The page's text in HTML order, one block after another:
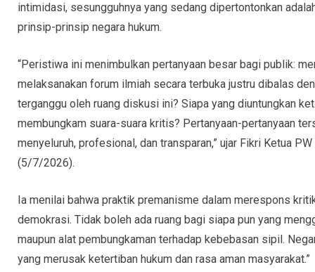
intimidasi, sesungguhnya yang sedang dipertontonkan
prinsip-prinsip negara hukum.
“Peristiwa ini menimbulkan pertanyaan besar bagi publik:
melaksanakan forum ilmiah secara terbuka justru dibalas
terganggu oleh ruang diskusi ini? Siapa yang diuntungkan
membungkam suara-suara kritis? Pertanyaan-pertanyaan
menyeluruh, profesional, dan transparan,” ujar Fikri Ketua
(5/7/2026).
Ia menilai bahwa praktik premanisme dalam merespons
demokrasi. Tidak boleh ada ruang bagi siapa pun yang
maupun alat pembungkaman terhadap kebebasan sipil.
yang merusak ketertiban hukum dan rasa aman masyarakat.”